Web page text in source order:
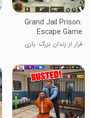
Grand Jail Prison:
Escape Game
فرار از زندان بزرگ: بازی